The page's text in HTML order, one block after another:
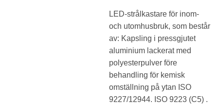
LED-strålkastare för inom-
och utomhusbruk, som består
av: Kapsling i pressgjutet
aluminium lackerat med
polyesterpulver före
behandling för kemisk
omställning på ytan ISO
9227/12944. ISO 9223 (C5) .